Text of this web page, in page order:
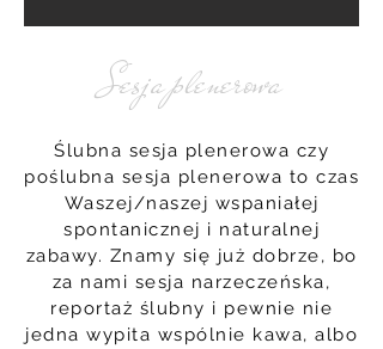
Sesja plenerowa
Ślubna sesja plenerowa czy
poślubna sesja plenerowa to czas
Waszej/naszej wspaniałej
spontanicznej i naturalnej
zabawy. Znamy się już dobrze, bo
za nami sesja narzeczeńska,
reportaż ślubny i pewnie nie
jedna wypita wspólnie kawa, albo